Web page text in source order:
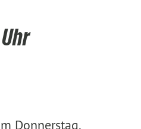
Donnerstag,